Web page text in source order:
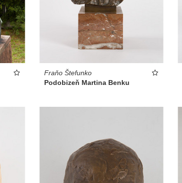
Fraňo Štefunko
Podobizeň Martina Benku